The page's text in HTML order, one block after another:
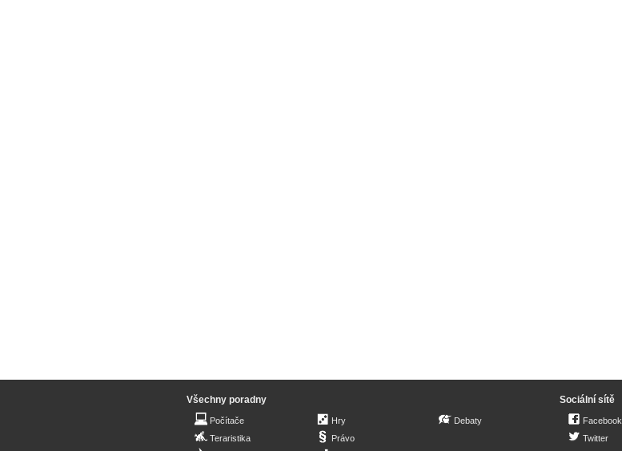
Všechny poradny
Počítače
Teraristika
Hry
Právo
Debaty
Sociální sítě
Facebook
Twitter